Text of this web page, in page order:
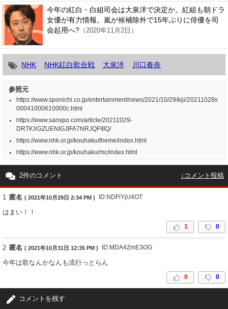
今年の紅白・白組司会は大泉洋で決定か。紅組も朝ドラ
女優が有力情報。嵐が候補除外で15年ぶりに俳優を司
会起用へ? （2020年11月2日）
NHK NHK紅白歌合戦 大泉洋 川口春奈
参照元
https://www.sponichi.co.jp/entertainment/news/2021/10/29/kiji/20211028s
00041000610000c.html
https://www.sanspo.com/article/20211029-
DRTKXGZUENIGJIFA7NRJQFIIIQ/
https://www.nhk.or.jp/kouhaku/theme/index.html
https://www.nhk.or.jp/kouhaku/mc/index.html
2件のコメント ↓コメント投稿
1 匿名 ( 2021年10月29日 2:34 PM ) ID:NDFlYjU4OT
はまい！！
1 0
2 匿名 ( 2021年10月31日 12:35 PM ) ID:MDA4ZmE3OG
今年は歌なんかなんも流行っとらん
0 0
コメントを残す